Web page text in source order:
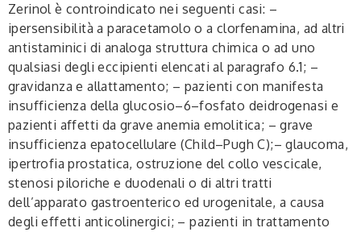
Zerinol è controindicato nei seguenti casi: –
ipersensibilità a paracetamolo o a clorfenamina, ad altri
antistaminici di analoga struttura chimica o ad uno
qualsiasi degli eccipienti elencati al paragrafo 6.1; –
gravidanza e allattamento; – pazienti con manifesta
insufficienza della glucosio–6–fosfato deidrogenasi e
pazienti affetti da grave anemia emolitica; – grave
insufficienza epatocellulare (Child–Pugh C);– glaucoma,
ipertrofia prostatica, ostruzione del collo vescicale,
stenosi piloriche e duodenali o di altri tratti
dell’apparato gastroenterico ed urogenitale, a causa
degli effetti anticolinergici; – pazienti in trattamento